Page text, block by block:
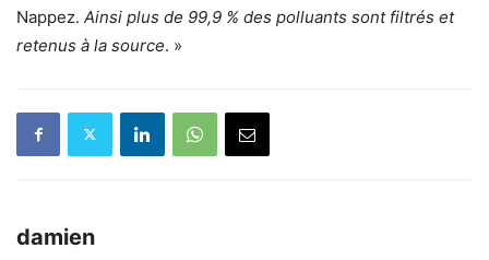
Nappez. Ainsi plus de 99,9 % des polluants sont filtrés et
retenus à la source. »
damien